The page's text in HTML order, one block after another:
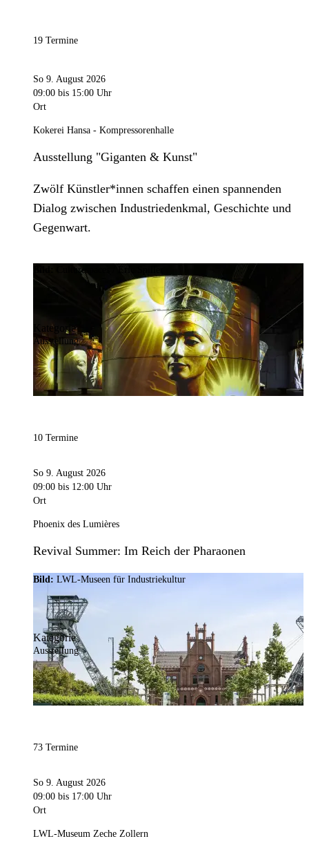
19 Termine
So 9. August 2026
09:00 bis 15:00 Uhr
Ort
Kokerei Hansa - Kompressorenhalle
Ausstellung "Giganten & Kunst"
Zwölf Künstler*innen schaffen einen spannenden
Dialog zwischen Industriedenkmal, Geschichte und
Gegenwart.
Culturespaces / Eric Spiller
Kategorie
Ausstellung
10 Termine
So 9. August 2026
09:00 bis 12:00 Uhr
Ort
Phoenix des Lumières
Revival Summer: Im Reich der Pharaonen
Bild: LWL-Museen für Industriekultur
Kategorie
Ausstellung
73 Termine
So 9. August 2026
09:00 bis 17:00 Uhr
Ort
LWL-Museum Zeche Zollern